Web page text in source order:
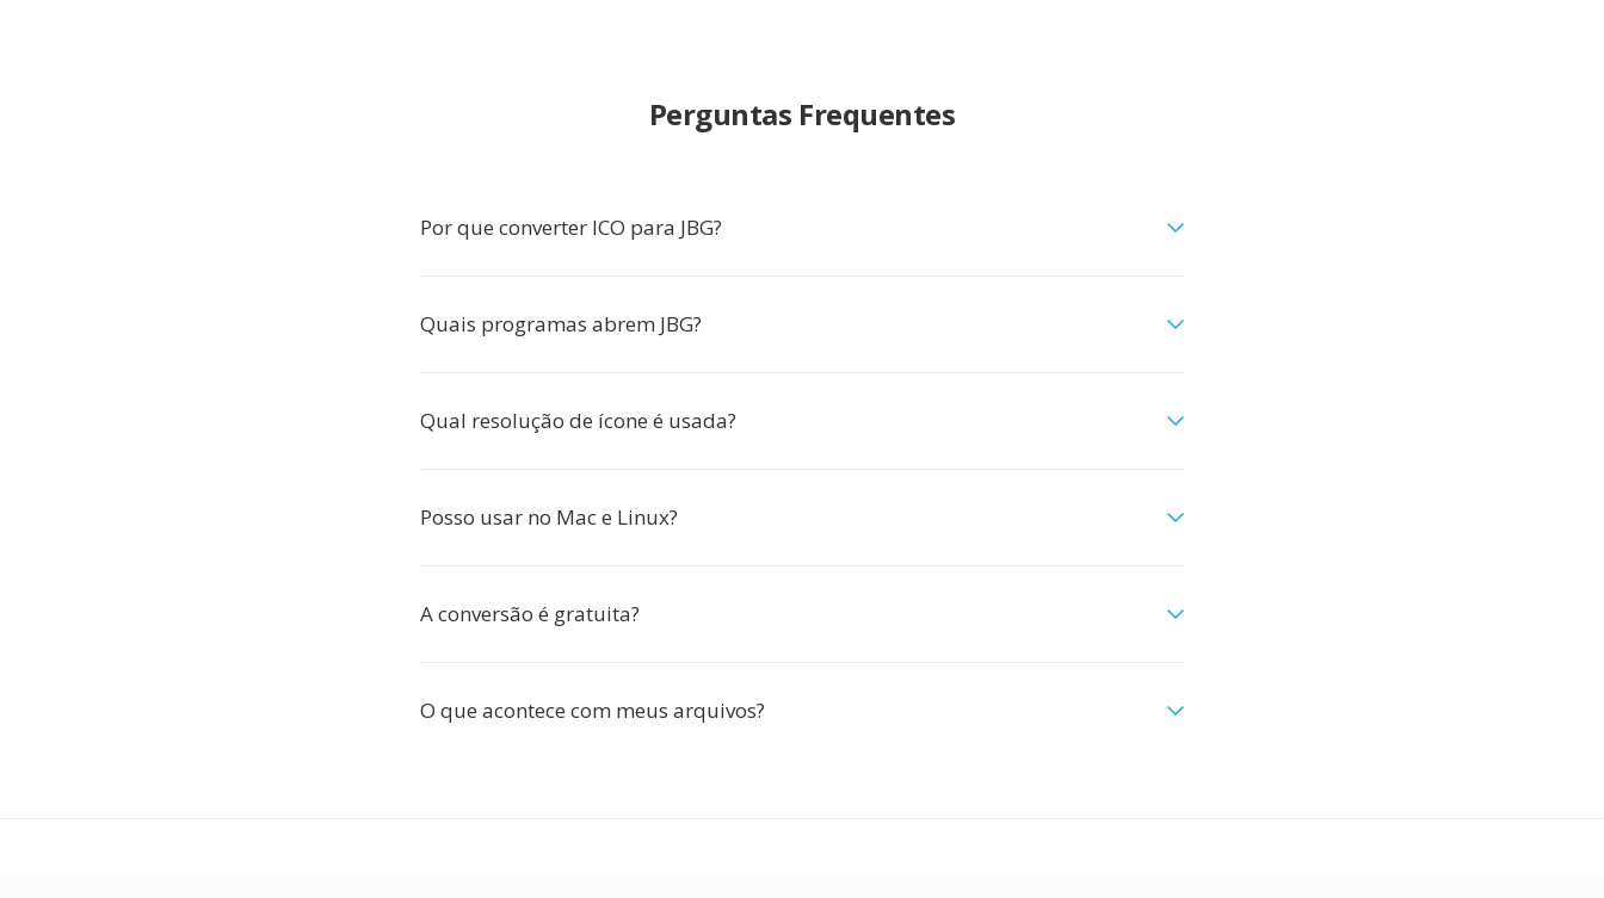
Perguntas Frequentes
Por que converter ICO para JBG?
Quais programas abrem JBG?
Qual resolução de ícone é usada?
Posso usar no Mac e Linux?
A conversão é gratuita?
O que acontece com meus arquivos?